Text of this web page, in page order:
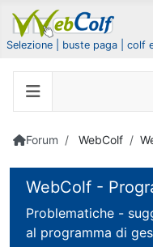
Selezione | buste paga | colf
Forum WebColf
WebColf -
Problematiche -
al programma di